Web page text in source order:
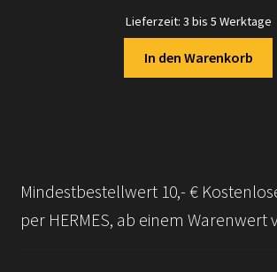
Lieferzeit: 3 bis 5 Werktage
In den Warenkorb
Mindestbestellwert 10,- €
per HERMES, ab einem Warenwert